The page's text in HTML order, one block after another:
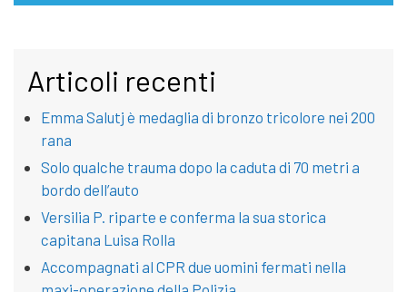
Articoli recenti
Emma Salutj è medaglia di bronzo tricolore nei 200
rana
Solo qualche trauma dopo la caduta di 70 metri a
bordo dell’auto
Versilia P. riparte e conferma la sua storica
capitana Luisa Rolla
Accompagnati al CPR due uomini fermati nella